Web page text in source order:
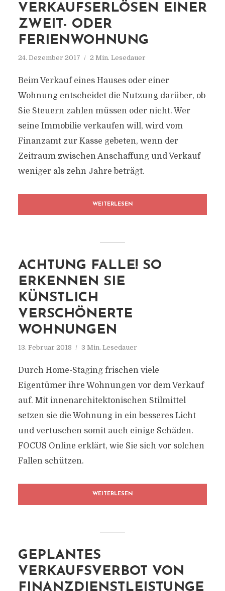
VERKAUFSERLÖSEN EINER
ZWEIT- ODER
FERIENWOHNUNG
24. Dezember 2017 2 Min. Lesedauer
Beim Verkauf eines Hauses oder einer
Wohnung entscheidet die Nutzung darüber, ob
Sie Steuern zahlen müssen oder nicht. Wer
seine Immobilie verkaufen will, wird vom
Finanzamt zur Kasse gebeten, wenn der
Zeitraum zwischen Anschaffung und Verkauf
weniger als zehn Jahre beträgt.
WEITERLESEN
ACHTUNG FALLE! SO
ERKENNEN SIE
KÜNSTLICH
VERSCHÖNERTE
WOHNUNGEN
13. Februar 2018 3 Min. Lesedauer
Durch Home-Staging frischen viele
Eigentümer ihre Wohnungen vor dem Verkauf
auf. Mit innenarchitektonischen Stilmittel
setzen sie die Wohnung in ein besseres Licht
und vertuschen somit auch einige Schäden.
FOCUS Online erklärt, wie Sie sich vor solchen
Fallen schützen.
WEITERLESEN
GEPLANTES
VERKAUFSVERBOT VON
FINANZDIENSTLEISTUNGE